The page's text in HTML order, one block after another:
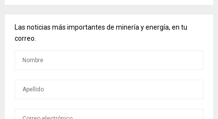
Las noticias más importantes de minería y energía, en tu
correo.